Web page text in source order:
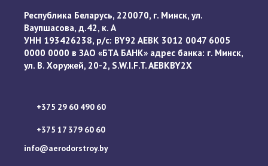
Республика Беларусь, 220070, г. Минск, ул.
Ваупшасова, д.42, к. А
УНН 193426238, р/с: BY92 AEBK 3012 0047 6005
0000 0000 в ЗАО «БТА БАНК» адрес банка: г. Минск,
ул. В. Хоружей, 20-2, S.W.I.F.T. AEBKBY2X
+375 29 60 490 60
+375 17 379 60 60
info@aerodorstroy.by